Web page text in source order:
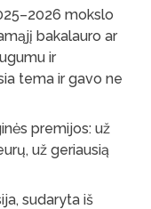
mokslo
bakalauro ar
ir
tema ir gavo ne
premijos: už
už geriausią
sudaryta iš